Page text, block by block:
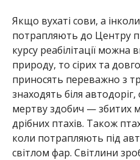
Якщо вухаті сови, а
потрапляють до Центру
курсу реабілітації можна
природу, то сірих та
приносять переважно з
знаходять біля
мертву здобич — збитих
дрібних птахів. Також
коли потрапляють під
світлом фар. Світлини